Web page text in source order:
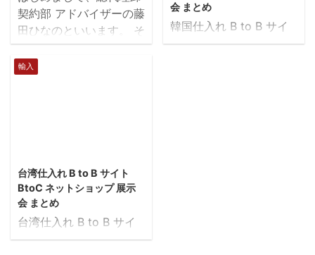
ば、皆さんは2度と商売
できなくなる可能性があ
さい。そして、仕事場に
ても、弊社 ...
専門家に寄る無料コンサ
ルティングが始まりま
契約部 アドバイザーの藤
田ひなのといいます。 そ
もそも総代理のビジネス
は、日本やアジアまでの
の商品が市場に出回って
います。日本で卸契約を
結んでよくある商品を扱
うと、販売するためにか
会 まとめ
韓国仕入れ B to B サイ
ト まとめ
輸入
台湾仕入れ B to B サイト
BtoC ネットショップ 展示
会 まとめ
台湾仕入れ B to B サイ
ト まとめ 台湾貿易セン